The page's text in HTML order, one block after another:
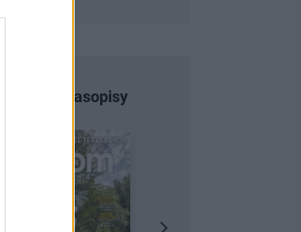
Najnovšie časopisy